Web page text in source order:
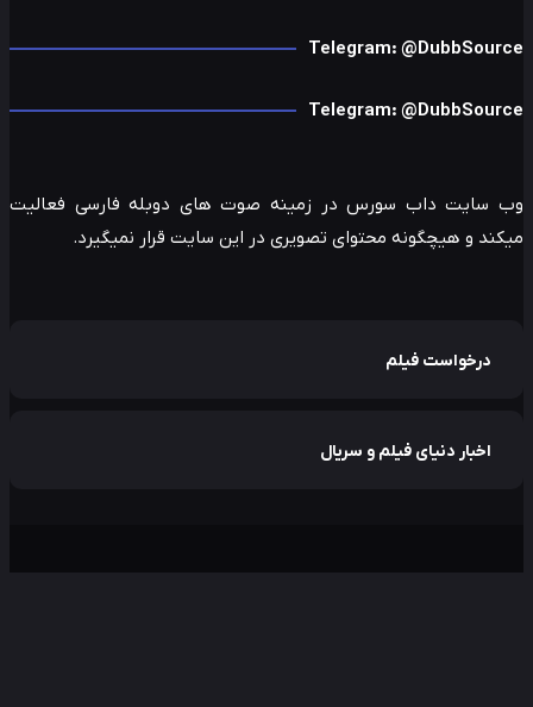
Telegram:
Telegram:
سایت داب سورس در زمینه صوت های دوبله فارسی فعالیت
و هیچگونه محتوای تصویری در این سایت قرار نمیگیرد.
درخواست فیلم
اخبار دنیای فیلم و سریال